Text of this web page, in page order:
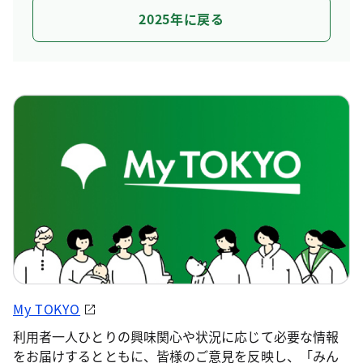
2025年に戻る
My TOKYO
利用者一人ひとりの興味関心や状況に応じて必要な情報
をお届けするとともに、皆様のご意見を反映し、「みん